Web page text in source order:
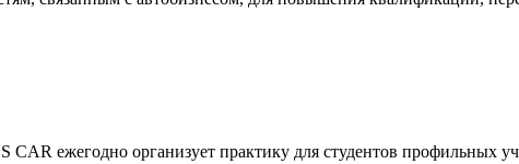
ежегодно организует практику для студентов профильных